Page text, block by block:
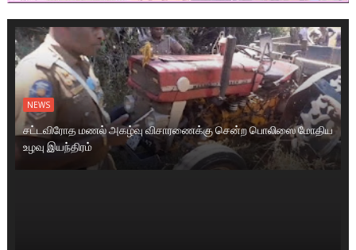
NEWS
சட்டவிரோத மணல் அகழ்வு விசாரணைக்கு சென்ற பொலிஸை மோதிய
உழவு இயந்திரம்